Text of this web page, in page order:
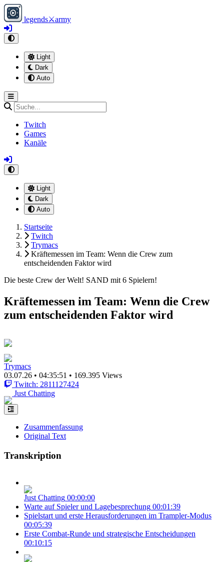
legends⚔army
Light
Dark
Auto
Twitch
Games
Kanäle
Light
Dark
Auto
Startseite
Twitch
Trymacs
Kräftemessen im Team: Wenn die Crew zum
entscheidenden Faktor wird
Die beste Crew der Welt! SAND mit 6 Spielern!
Kräftemessen im Team: Wenn die Crew
zum entscheidenden Faktor wird
Trymacs
03.07.26 • 04:35:51 • 169.395 Views
Twitch: 2811127424
Just Chatting
Zusammenfassung
Original Text
Transkription
Just Chatting 00:00:00
Warte auf Spieler und Lagebesprechung 00:01:39
Spielstart und erste Herausforderungen im Trampler-Modus
00:05:39
Erste Combat-Runde und strategische Entscheidungen
00:10:15